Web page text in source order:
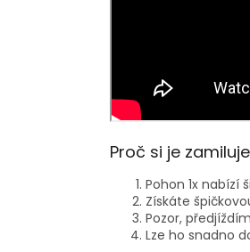
Proč si je
Pohon 1x nabízí
Získáte
Pozor,
Lze ho snadno